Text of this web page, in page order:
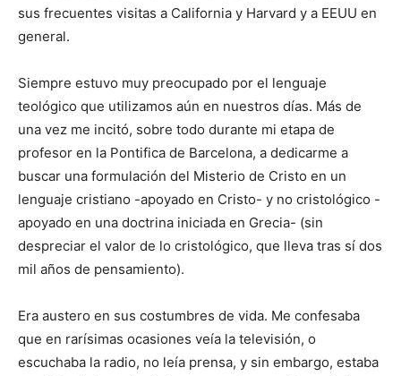
sus frecuentes visitas a California y Harvard y a EEUU en
general.
Siempre estuvo muy preocupado por el lenguaje
teológico que utilizamos aún en nuestros días. Más de
una vez me incitó, sobre todo durante mi etapa de
profesor en la Pontifica de Barcelona, a dedicarme a
buscar una formulación del Misterio de Cristo en un
lenguaje cristiano -apoyado en Cristo- y no cristológico -
apoyado en una doctrina iniciada en Grecia- (sin
despreciar el valor de lo cristológico, que lleva tras sí dos
mil años de pensamiento).
Era austero en sus costumbres de vida. Me confesaba
que en rarísimas ocasiones veía la televisión, o
escuchaba la radio, no leía prensa, y sin embargo, estaba